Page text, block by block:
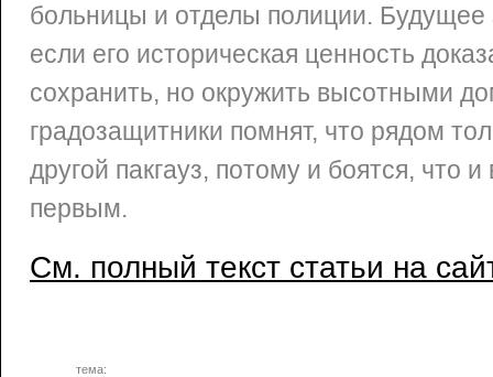
больницы и отделы полиции. Будущее
если его историческая ценность
сохранить, но окружить высотными
градозащитники помнят, что рядом
другой пакгауз, потому и боятся, что
первым.
См. полный текст статьи на
тема: